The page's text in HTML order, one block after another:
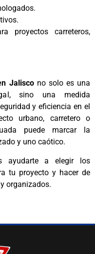
proyectos carreteros,
Jaliscono solo es una
sino una medida
y eficiencia en el
urbano, carretero o
puede marcar la
y uno caótico.
ayudarte a elegir los
tu proyecto y hacer de
organizados.